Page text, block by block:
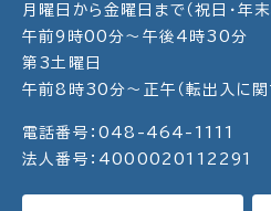
月曜日から金曜日まで（祝日・年末
午前9時00分～午後4時30分
第3土曜日
午前8時30分～正午（転出入に関
電話番号：048-464-1111
法人番号：4000020112291